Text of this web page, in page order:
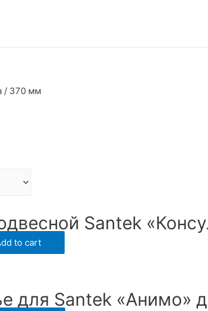
/ 370 мм
Santek
to cart
для Santek «Анимо»